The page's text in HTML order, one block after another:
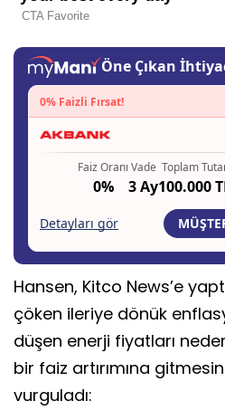
Hansen, Kitco News’e
çöken ileriye dönük
düşen enerji fiyatları
bir faiz artırımına
vurguladı: